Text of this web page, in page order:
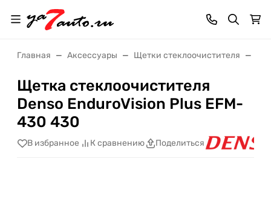
Главная Аксессуары Щетки стеклоочистителя
Щетка стеклоочистителя
Denso EnduroVision Plus EFM-
430 430
В избранное К сравнению Поделиться